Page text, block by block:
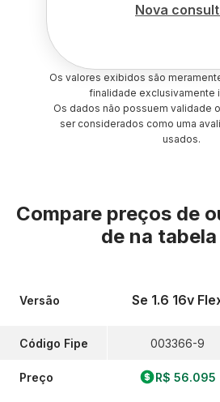
Nova
Os valores exibidos são
finalidade exclusivamente
Os dados não possuem validade
ser considerados como uma
usados.
Compare preços de
de na
Versão
Código Fipe
Preço
Se 1.6 16v
003366-9
R$ 56.095